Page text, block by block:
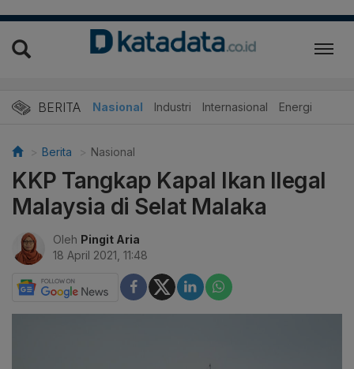
BERITA Nasional Industri Internasional Energi
Berita Nasional
KKP Tangkap Kapal Ikan Ilegal
Malaysia di Selat Malaka
Oleh Pingit Aria
18 April 2021, 11:48